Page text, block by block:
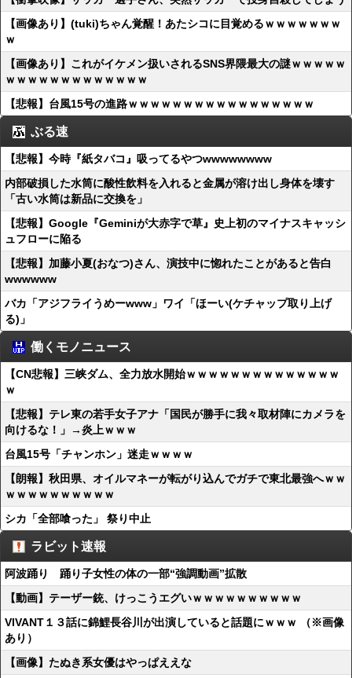
【画像あり】(tuki)ちゃん覚醒！あたシコに目覚めるｗｗｗｗｗｗｗ
ｗ
【画像あり】これがイケメン扱いされるSNS界隈最大の謎ｗｗｗｗｗ
ｗｗｗｗｗｗｗｗｗｗｗｗｗ
【悲報】台風15号の進路ｗｗｗｗｗｗｗｗｗｗｗｗｗｗｗｗｗ
ぶる速
【悲報】今時『紙タバコ』吸ってるやつwwwwwwww
内部破損した水筒に酸性飲料を入れると金属が溶け出し身体を壊す
「古い水筒は新品に交換を」
【悲報】Google『Geminiが大赤字で草』史上初のマイナスキャッシ
ュフローに陥る
【悲報】加藤小夏(おなつ)さん、演技中に惚れたことがあると告白
wwwwww
バカ「アジフライうめーwww」ワイ「ほーい(ケチャップ取り上げ
る)」
働くモノニュース
【CN悲報】三峡ダム、全力放水開始ｗｗｗｗｗｗｗｗｗｗｗｗｗｗ
ｗ
【悲報】テレ東の若手女子アナ「国民が勝手に我々取材陣にカメラを
向けるな！」→炎上ｗｗｗ
台風15号「チャンホン」迷走ｗｗｗｗ
【朗報】秋田県、オイルマネーが転がり込んでガチで東北最強へｗｗ
ｗｗｗｗｗｗｗｗｗｗ
シカ「全部喰った」 祭り中止
ラビット速報
阿波踊り 踊り子女性の体の一部“強調動画”拡散
【動画】テーザー銃、けっこうエグいｗｗｗｗｗｗｗｗｗｗ
VIVANT１３話に錦鯉長谷川が出演していると話題にｗｗｗ （※画像
あり）
【画像】たぬき系女優はやっぱええな